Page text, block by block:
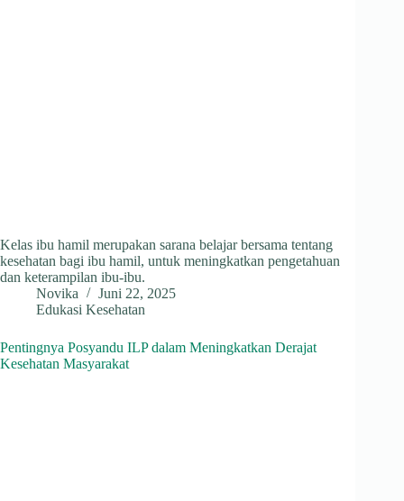
Kelas ibu hamil merupakan sarana belajar bersama tentang
kesehatan bagi ibu hamil, untuk meningkatkan pengetahuan
dan keterampilan ibu-ibu.
Novika
Juni 22, 2025
Edukasi Kesehatan
Pentingnya Posyandu ILP dalam Meningkatkan Derajat
Kesehatan Masyarakat